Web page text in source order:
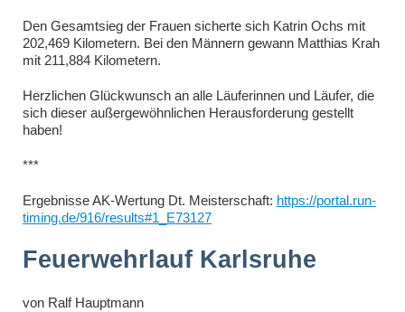
Den Gesamtsieg der Frauen sicherte sich Katrin Ochs mit
202,469 Kilometern. Bei den Männern gewann Matthias Krah
mit 211,884 Kilometern.
Herzlichen Glückwunsch an alle Läuferinnen und Läufer, die
sich dieser außergewöhnlichen Herausforderung gestellt
haben!
***
Ergebnisse AK-Wertung Dt. Meisterschaft: https://portal.run-
timing.de/916/results#1_E73127
Feuerwehrlauf Karlsruhe
von Ralf Hauptmann